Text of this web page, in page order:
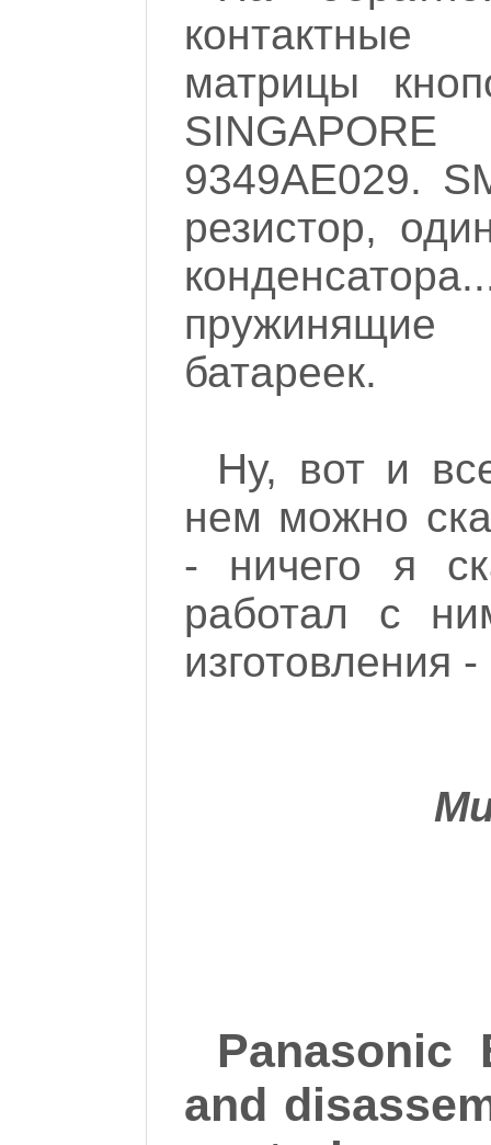
матрицы
9349AE029.
резистор,
батареек.
Ну, вот и
нем можно
- ничего я
работал с
изготовления
Panasonic
and